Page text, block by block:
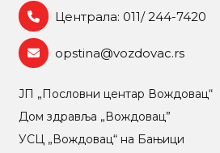
Централа: 011/ 244-7420
opstina@vozdovac.rs
ЈП „Пословни центар Вождовац“
Дом здравља „Вождовац”
УСЦ „Вождовац“ на Бањици